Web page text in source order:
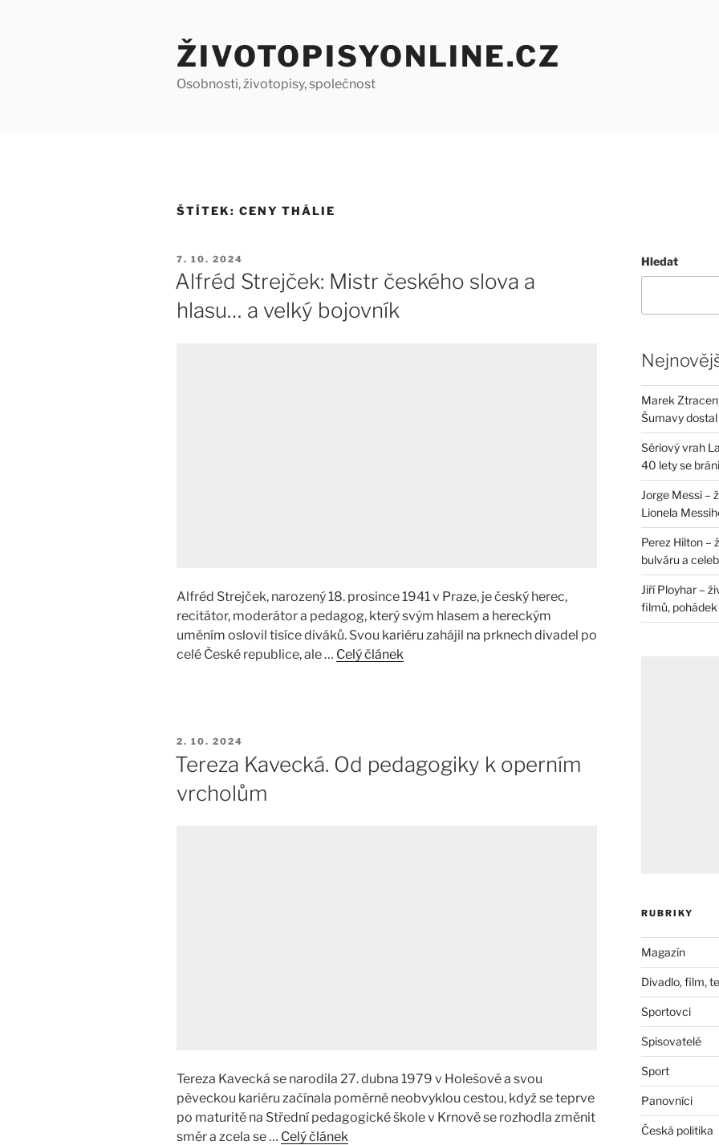
ŽIVOTOPISYONLINE.CZ
Osobnosti, životopisy, společnost
ŠTÍTEK: CENY THÁLIE
PUBLIKOVÁNO
7. 10. 2024
Alfréd Strejček: Mistr českého slova a
hlasu… a velký bojovník
Alfréd Strejček, narozený 18. prosince 1941 v Praze, je český herec,
recitátor, moderátor a pedagog, který svým hlasem a hereckým
uměním oslovil tisíce diváků. Svou kariéru zahájil na prknech divadel po
celé České republice, ale … Celý článek
PUBLIKOVÁNO
2. 10. 2024
Tereza Kavecká. Od pedagogiky k operním
vrcholům
Tereza Kavecká se narodila 27. dubna 1979 v Holešově a svou
pěveckou kariéru začínala poměrně neobvyklou cestou, když se teprve
po maturitě na Střední pedagogické škole v Krnově se rozhodla změnit
směr a zcela se … Celý článek
Hledat
Marek
Šumavy
Sériový vrah
40 lety se
Jorge Messi –
Lionela
Perez Hilton –
bulváru a
Jiří Ployhar –
filmů, pohádek
RUBRIKY
Magazín
Divadlo, film,
Sportovci
Spisovatelé
Sport
Panovníci
Česká politika